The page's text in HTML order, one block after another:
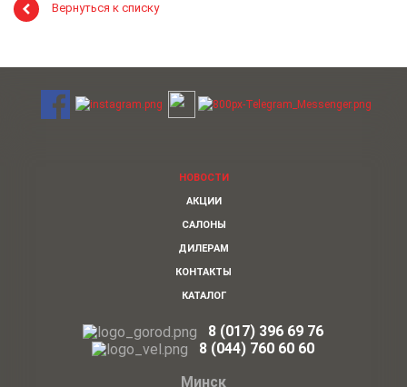
Вернуться к списку
НОВОСТИ
АКЦИИ
САЛОНЫ
ДИЛЕРАМ
КОНТАКТЫ
КАТАЛОГ
8 (017) 396 69 76
8 (044) 760 60 60
Минск